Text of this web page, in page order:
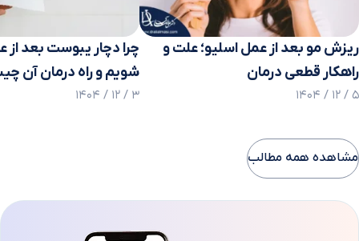
ریزش مو بعد از عمل اسلیو؛ علت و
راهکار قطعی درمان
5 / 12 / 1404
چرا دچار یبوست بعد
شویم و راه درمان آن
3 / 12 / 1404
مشاهده همه مطالب